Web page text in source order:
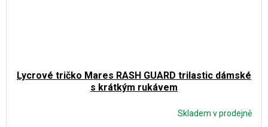
Lycrové tričko Mares RASH GUARD trilastic dámské
s krátkým rukávem
Skladem v prodejně